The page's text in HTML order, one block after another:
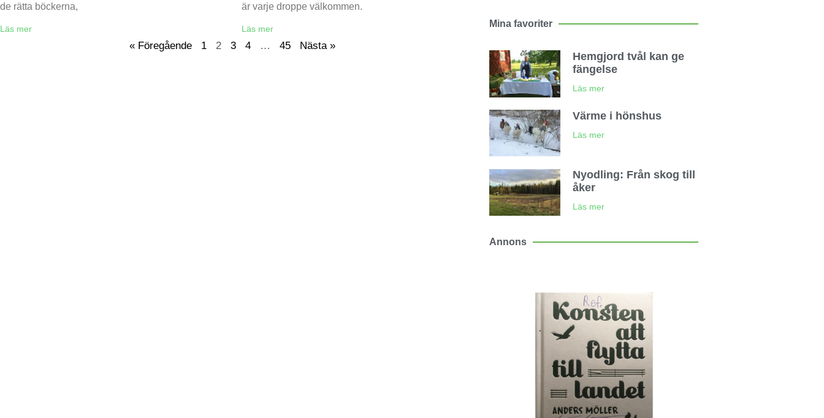
de rätta böckerna,
Läs mer
är varje droppe välkommen.
Läs mer
« Föregående 1 2 3 4 … 45 Nästa »
Mina favoriter
Hemgjord tvål kan ge
fängelse
Läs mer
Värme i hönshus
Läs mer
Nyodling: Från skog till
åker
Läs mer
Annons